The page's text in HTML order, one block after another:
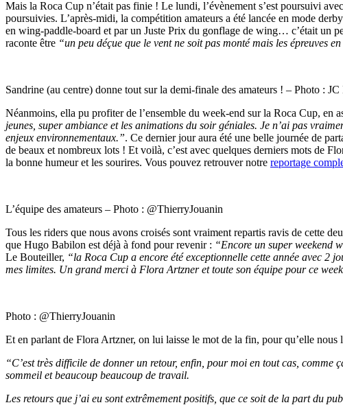
Mais la Roca Cup n’était pas finie ! Le lundi, l’évènement s’est poursuivi
poursuivies. L’après-midi, la compétition amateurs a été lancée en mode
en wing-paddle-board et par un Juste Prix du gonflage de wing… c’était un
raconte être “un peu déçue que le vent ne soit pas monté mais les épreuves
Sandrine (au centre) donne tout sur la demi-finale des amateurs ! – Photo :
Néanmoins, ella pu profiter de l’ensemble du week-end sur la Roca Cup, en
jeunes, super ambiance et les animations du soir géniales. Je n’ai pas
enjeux environnementaux.”. Ce dernier jour aura été une belle journée de
de beaux et nombreux lots ! Et voilà, c’est avec quelques derniers mots de
la bonne humeur et les sourires. Vous pouvez retrouver notre reportage
L’équipe des amateurs – Photo : @ThierryJouanin
Tous les riders que nous avons croisés sont vraiment repartis ravis de cette
que Hugo Babilon est déjà à fond pour revenir : “Encore un super weekend
Le Bouteiller, “la Roca Cup a encore été exceptionnelle cette année avec 2
mes limites. Un grand merci à Flora Artzner et toute son équipe pour ce
Photo : @ThierryJouanin
Et en parlant de Flora Artzner, on lui laisse le mot de la fin, pour qu’elle
“C’est très difficile de donner un retour, enfin, pour moi en tout cas, comme
sommeil et beaucoup beaucoup de travail.
Les retours que j’ai eu sont extrêmement positifs, que ce soit de la part du